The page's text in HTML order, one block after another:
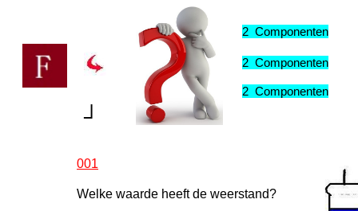
001
Welke waarde heeft de weerstand?
H02 2 Componenten
H02 2 Componenten
H02 2 Componenten
┘